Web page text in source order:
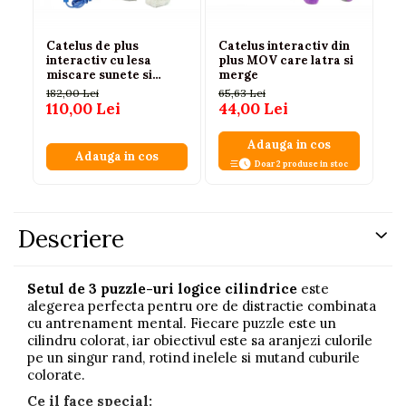
Catelus de plus
interactiv cu lesa
miscare sunete si
melodii, 3 ani+
182,00 Lei
110,00 Lei
Adauga in cos
Catelus interactiv din
plus MOV care latra si
merge
65,63 Lei
44,00 Lei
Adauga in cos
Doar 2 produse in stoc
Descriere
Setul de 3 puzzle-uri logice cilindrice este
alegerea perfecta pentru ore de distractie combinata
cu antrenament mental. Fiecare puzzle este un
cilindru colorat, iar obiectivul este sa aranjezi culorile
pe un singur rand, rotind inelele si mutand cuburile
colorate.
Ce il face special: